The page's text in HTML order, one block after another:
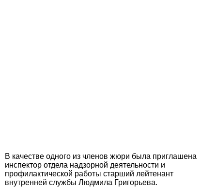
В качестве одного из членов жюри была приглашена
инспектор отдела надзорной деятельности и
профилактической работы старший лейтенант
внутренней службы Людмила Григорьева.